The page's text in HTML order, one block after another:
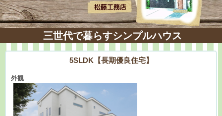
三世代で暮らすシンプルハウス
5SLDK【長期優良住宅】
外観